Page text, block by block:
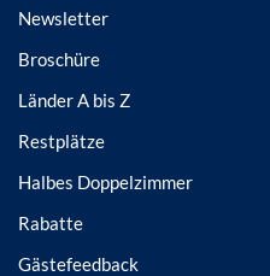
Newsletter
Broschüre
Länder A bis Z
Restplätze
Halbes Doppelzimmer
Rabatte
Gästefeedback